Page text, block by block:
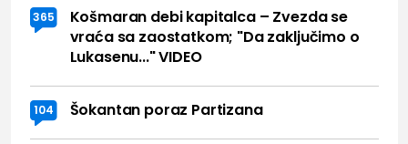
365
Košmaran debi kapitalca – Zvezda se
vraća sa zaostatkom; "Da zaključimo o
Lukasenu..." VIDEO
104 Šokantan poraz Partizana